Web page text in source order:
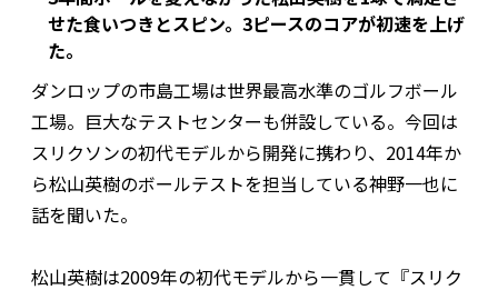
せた食いつきとスピン。3ピースのコアが初速を上げ
た。
ダンロップの市島工場は世界最高水準のゴルフボール
工場。巨大なテストセンターも併設している。今回は
スリクソンの初代モデルから開発に携わり、2014年か
ら松山英樹のボールテストを担当している神野一也に
話を聞いた。
松山英樹は2009年の初代モデルから一貫して『スリク